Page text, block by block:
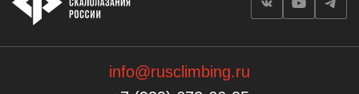
info@rusclimbing.ru